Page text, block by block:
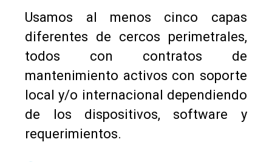
Usamos al menos cinco capas
diferentes de cercos perimetrales,
todos con contratos de
mantenimiento activos con soporte
local y/o internacional dependiendo
de los dispositivos, software y
requerimientos.